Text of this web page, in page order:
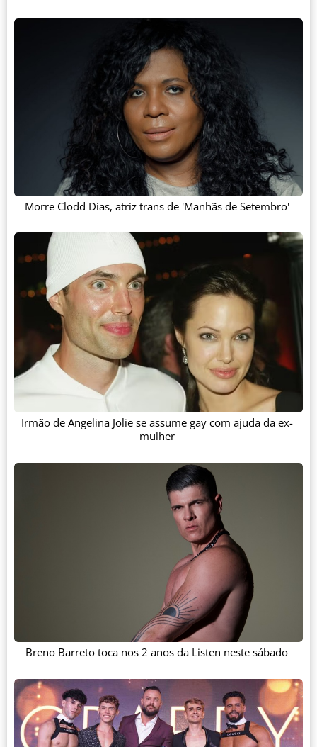
Morre Clodd Dias, atriz trans de 'Manhãs de Setembro'
Irmão de Angelina Jolie se assume gay com ajuda da ex-
mulher
Breno Barreto toca nos 2 anos da Listen neste sábado